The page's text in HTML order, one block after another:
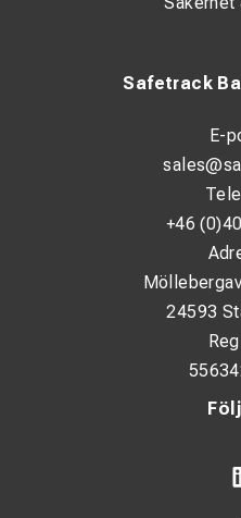
Safetrack
E-
+46
24593